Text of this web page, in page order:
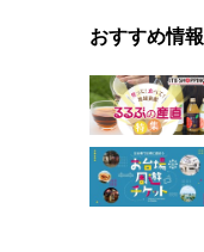
おすすめ情報